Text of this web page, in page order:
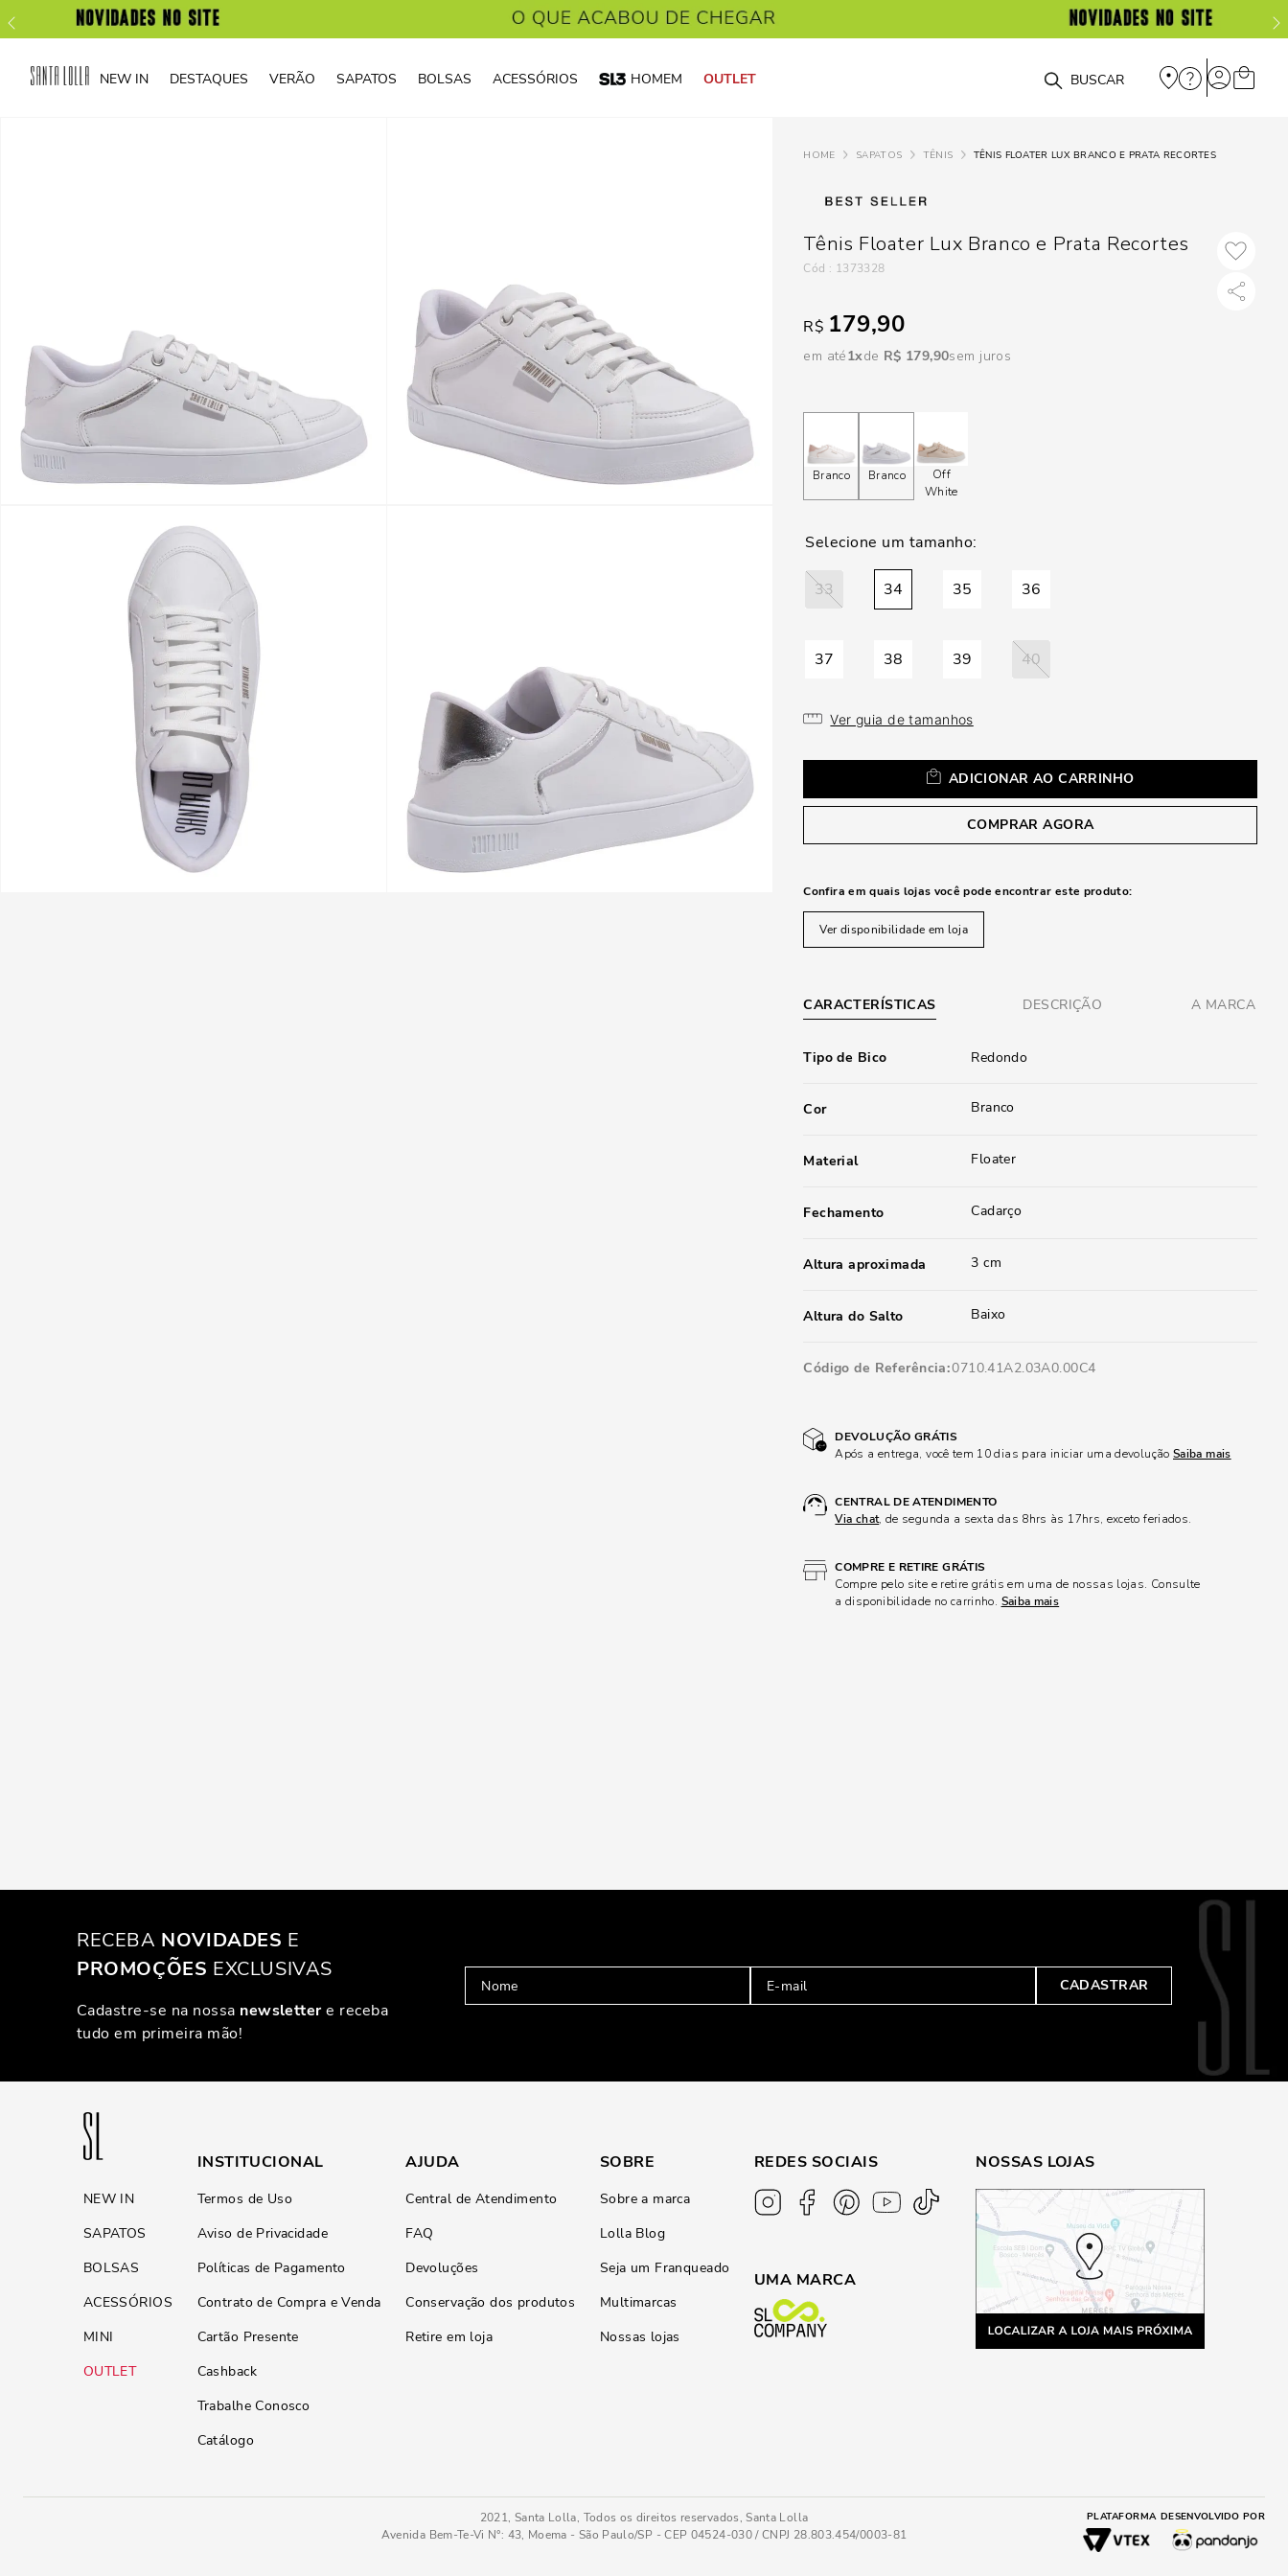
NEW IN DESTAQUES VERÃO SAPATOS BOLSAS ACESSÓRIOS HOMEM OUTLET O que você está procurando?
SAPATOS TÊNIS TÊNIS FLOATER LUX BRANCO E PRATA RECORTES
Tênis Floater Lux Branco e Prata Recortes
: 1373328
R$ 179,90
em até1 R$ 179,90sem juros
Branco Branco
Off
White
33 34 35 36
37 38 39 40
Ver guia de tamanhos
ADICIONAR AO CARRINHO
COMPRAR AGORA
Confira em quais lojas você pode encontrar este produto:
Ver disponibilidade em loja
Selecione seu
CARACTERÍSTICAS DESCRIÇÃO A MARCA
Tipo de Bico Redondo
Cor Branco
Material Floater
Fechamento Cadarço
Altura aproximada 3 cm
Altura do Salto Baixo
Código de Referência 0710.41A2.03A0.00C4
DEVOLUÇÃO GRÁTIS
Após a entrega, você tem 10 dias para iniciar uma devolução Saiba mais
CENTRAL DE ATENDIMENTO
Via chat, de segunda a sexta das 8hrs às 17hrs, exceto feriados.
COMPRE E RETIRE GRÁTIS
Compre pelo site e retire grátis em uma de nossas lojas. Consulte
a disponibilidade no carrinho. Saiba mais
RECEBA NOVIDADES E
PROMOÇÕES EXCLUSIVAS
Cadastre-se na nossa newslettere receba
tudo em primeira mão!
CADASTRAR
NEW IN
SAPATOS
BOLSAS
ACESSÓRIOS
MINI
OUTLET
INSTITUCIONAL
Termos de Uso
Aviso de Privacidade
Políticas de Pagamento
Contrato de Compra e Venda
Cartão Presente
Cashback
Trabalhe Conosco
Catálogo
AJUDA
Central de Atendimento
FAQ
Devoluções
Conservação dos produtos
Retire em loja
SOBRE
Sobre a marca
Lolla Blog
Seja um Franqueado
Multimarcas
Nossas lojas
REDES SOCIAIS
UMA MARCA
NOSSAS LOJAS
2021, Santa Lolla, Todos os direitos reservados, Santa Lolla
Avenida Bem-Te-Vi N°: 43, Moema - São Paulo/SP - CEP 04524-030 / CNPJ 28.803.454/0003-81
PLATAFORMA DESENVOLVIDO POR